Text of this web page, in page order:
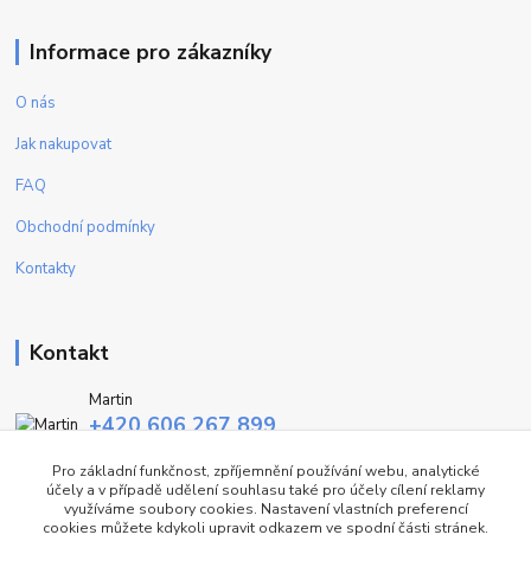
Informace pro zákazníky
O nás
Jak nakupovat
FAQ
Obchodní podmínky
Kontakty
Kontakt
Martin
+420 606 267 899
info@fashiontrend.cz
Pro základní funkčnost, zpříjemnění používání webu, analytické
účely a v případě udělení souhlasu také pro účely cílení reklamy
využíváme soubory cookies. Nastavení vlastních preferencí
cookies můžete kdykoli upravit odkazem ve spodní části stránek.